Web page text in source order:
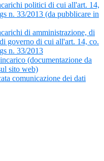
politici di cui all'art. 14,
n. 33/2013 (da pubblicare in
di amministrazione, di
governo di cui all'art. 14, co.
n. 33/2013
(documentazione da
sito web)
comunicazione dei dati